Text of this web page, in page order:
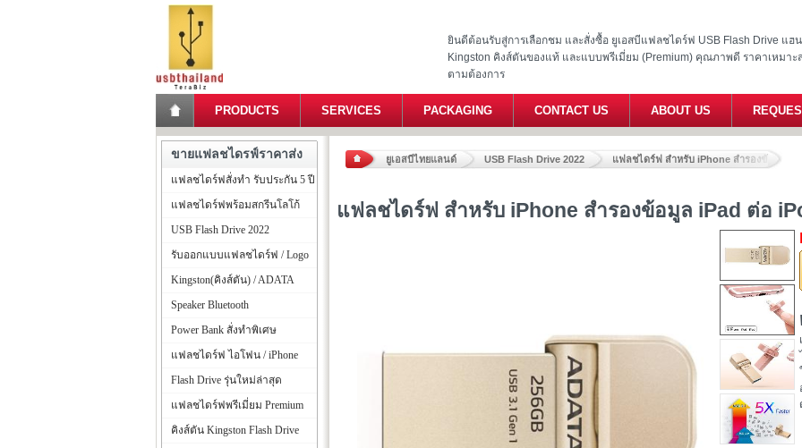
ยินดีต้อนรับสู่การเลือกชม และสั่งซื้อ ยูเอสบีแฟลชไดร์ฟ USB Flash Drive แฮ
Kingston คิงส์ตันของแท้ และแบบพรีเมี่ยม (Premium) คุณภาพดี ราคาเหมา
ตามต้องการ
PRODUCTS SERVICES PACKAGING CONTACT US ABOUT US
ยูเอสบีไทยแลนด์ USB Flash Drive 2022 แฟลชไดร์ฟ สําหรับ iPhone สำรองข้อมูล
แฟลชไดร์ฟ สําหรับ iPhone สำรองข้อมูล iPad ต่อ
ขายแฟลชไดรฟ์ราคาส่ง
แฟลชไดร์ฟสั่งทำ รับประกัน 5 ปี
แฟลชไดร์ฟพร้อมสกรีนโลโก้
USB Flash Drive 2022
รับออกแบบแฟลชไดร์ฟ / Logo
Kingston(คิงส์ตัน) / ADATA
Speaker Bluetooth
Power Bank สั่งทำพิเศษ
แฟลชไดร์ฟ ไอโฟน / iPhone
Flash Drive รุ่นใหม่ล่าสุด
แฟลชไดร์ฟพรีเมี่ยม Premium
คิงส์ตัน Kingston Flash Drive